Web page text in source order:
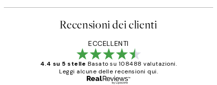
Recensioni dei clienti
ECCELLENTI
4.4 su 5 stelle Basato su 108488 valutazioni.
Leggi alcune delle recensioni qui.